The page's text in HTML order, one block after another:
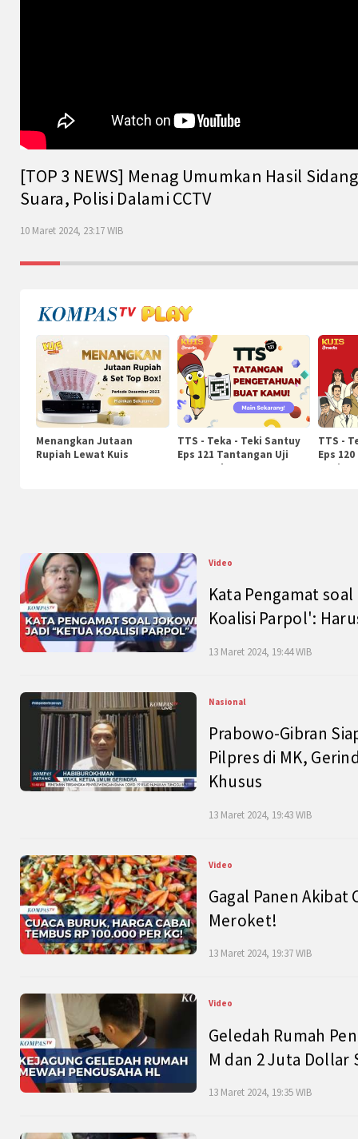
[TOP 3 NEWS] Menag Umumkan Hasil
Suara, Polisi Dalami CCTV
10 Maret 2024, 23:17 WIB
Menangkan Jutaan
Rupiah Lewat Kuis
TTS - Teka - Teki Santuy
Eps 121 Tantangan Uji
Pengetahuan
TTS -
Eps
Video
Kata Pengamat
Koalisi Parpol':
13 Maret 2024, 19:44 WIB
Nasional
Prabowo-Gibran
Pilpres di MK,
Khusus
13 Maret 2024, 19:43 WIB
Video
Gagal Panen Akibat
Meroket!
13 Maret 2024, 19:37 WIB
Video
Geledah Rumah
M dan 2 Juta Dollar
13 Maret 2024, 19:35 WIB